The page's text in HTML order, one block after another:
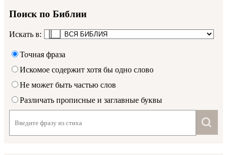
Поиск по Библии
Искать в:
Точная фраза
Искомое содержит хотя бы одно слово
Не может быть частью слов
Различать прописные и заглавные буквы